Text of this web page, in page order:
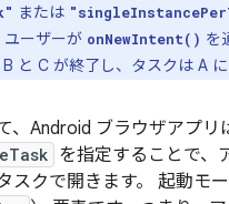
または
ユーザーが onNewIntent() を
と C が終了し、タスクは A に
、Android ブラウザアプリ
を指定することで、
スクで開きます。 起動モ